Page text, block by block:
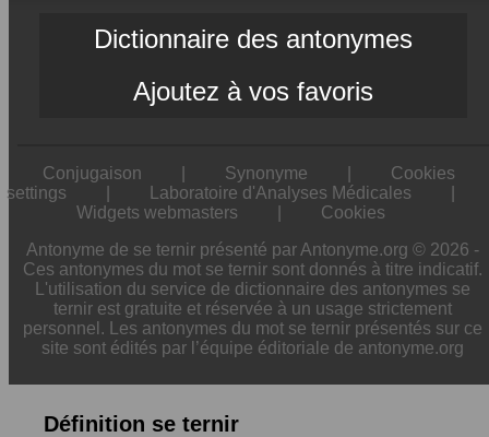
Dictionnaire des antonymes
Ajoutez à vos favoris
Conjugaison Synonyme
Cookies
settings
Laboratoire d'Analyses Médicales
Widgets webmasters
Cookies
Antonyme de se ternir présenté par Antonyme.org © 2026 -
Ces antonymes du mot se ternir sont donnés à titre indicatif.
L'utilisation du service de dictionnaire des antonymes se
ternir est gratuite et réservée à un usage strictement
personnel. Les antonymes du mot se ternir présentés sur ce
site sont édités par l’équipe éditoriale de antonyme.org
Définition se ternir